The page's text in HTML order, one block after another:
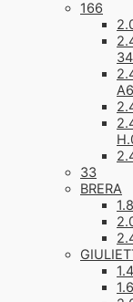
166
33
BRERA